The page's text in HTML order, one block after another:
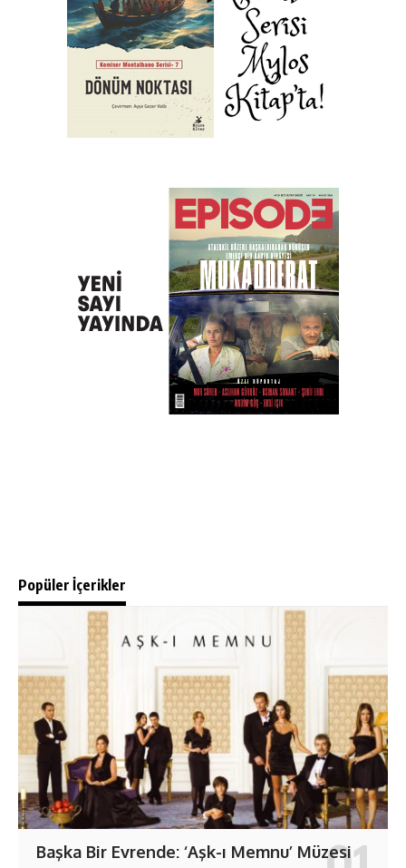
Popüler İçerikler
Başka Bir Evrende: ‘Aşk-ı Memnu’ Müzesi